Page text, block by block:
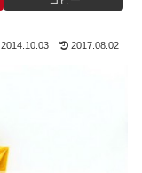
2014.10.03 2017.08.02